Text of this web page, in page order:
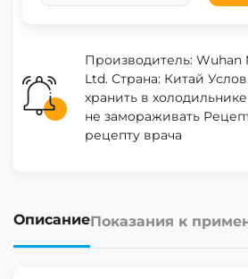
Производитель: Wuhan
Ltd. Страна: Китай
хранить в холодильнике
не замораживать
рецепту врача
ОписаниеПоказания к